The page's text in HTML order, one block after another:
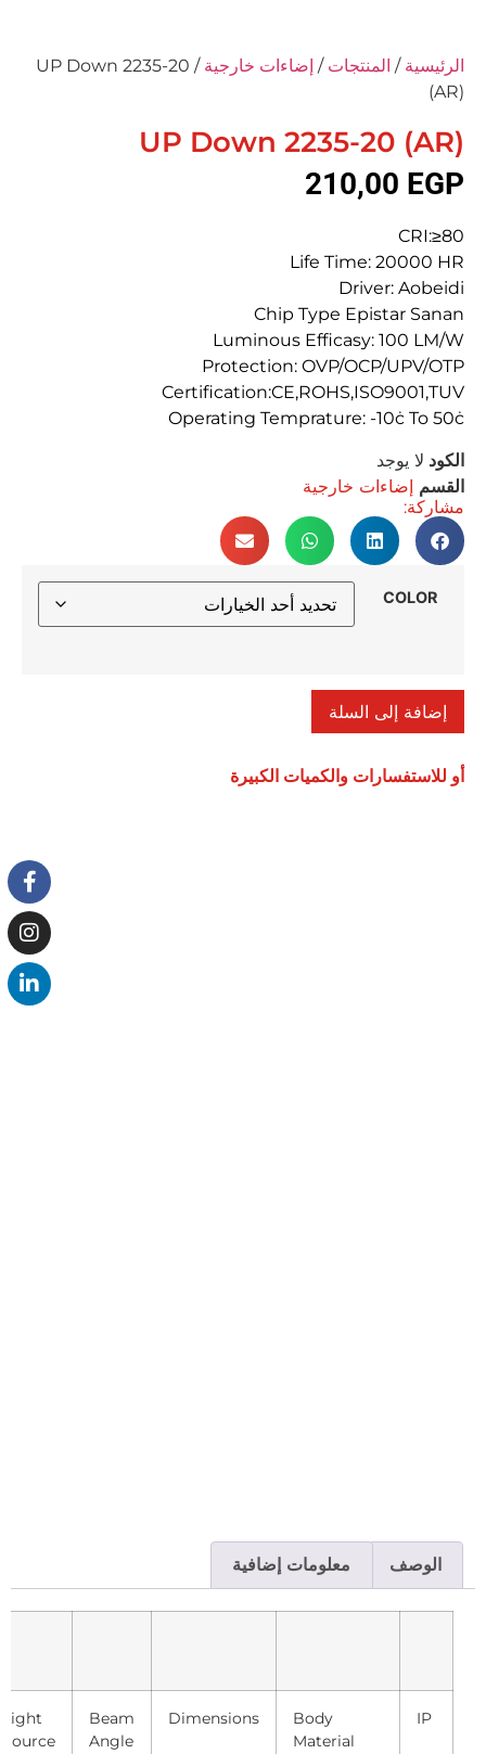
الرئيسية / المنتجات / إضاءات خارجية
/ UP Down 2235-20
(AR)
UP Down 2235-20 (AR)
210,00 EGP
CRI:≥80
Life Time: 20000 HR
Driver: Aobeidi
Chip Type Epistar Sanan
Luminous Efficasy: 100 LM/W
Protection: OVP/OCP/UPV/OTP
Certification:CE,ROHS,ISO9001,TUV
Operating Temprature: -10ċ To 50ċ
الكود لا يوجد
القسم إضاءات خارجية
مشاركة:
COLOR
إضافة إلى السلة
أو للاستفسارات والكميات الكبيرة
الوصف معلومات إضافية
Light
Source
Beam
Angle
Dimensions
Body
Material
IP